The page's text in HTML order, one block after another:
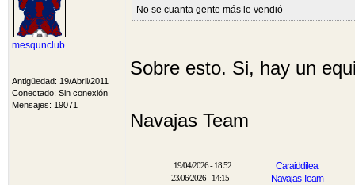
mesqunclub
Antigüedad: 19/Abril/2011
Conectado: Sin conexión
Mensajes: 19071
No se cuanta gente más le vendió
Sobre esto. Si, hay un
Navajas Team
19/04/2026 - 18:52 Caraiddilea
23/06/2026 - 14:15 Navajas Team